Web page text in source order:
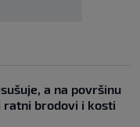
a na površinu
ratni brodovi i kosti